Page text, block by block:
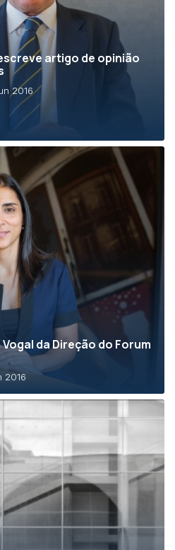
artigo de opinião
2016
da Direção do Forum
2016